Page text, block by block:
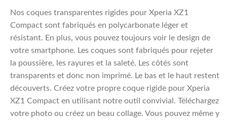
Nos coques transparentes rigides pour Xperia XZ1
Compact sont fabriqués en polycarbonate léger et
résistant. En plus, vous pouvez toujours voir le design de
votre smartphone. Les coques sont fabriqués pour rejeter
la poussière, les rayures et la saleté. Les côtés sont
transparents et donc non imprimé. Le bas et le haut restent
découverts. Créez votre propre coque rigide pour Xperia
XZ1 Compact en utilisant notre outil convivial. Téléchargez
votre photo ou créez un beau collage. Vous pouvez même y